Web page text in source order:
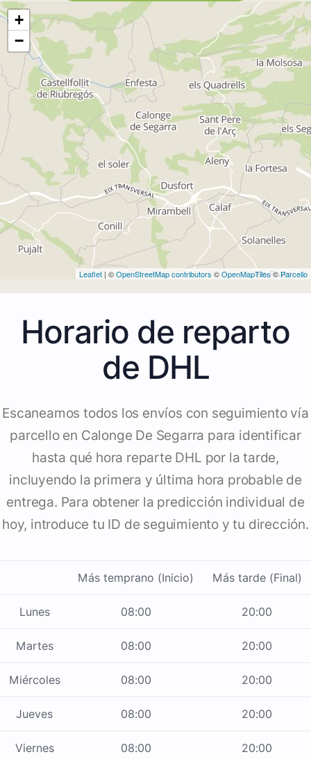
+
−
Leaflet | ©OpenStreetMap contributors ©OpenMapTiles©Parcello
Horario de reparto
de DHL
Escaneamos todos los envíos con seguimiento vía
parcello en Calonge De Segarra para identificar
hasta qué hora reparte DHL por la tarde,
incluyendo la primera y última hora probable de
entrega. Para obtener la predicción individual de
hoy, introduce tu ID de seguimiento y tu dirección.
Más temprano (Inicio) Más tarde (Final)
Lunes 08:00 20:00
Martes 08:00 20:00
Miércoles 08:00 20:00
Jueves 08:00 20:00
Viernes 08:00 20:00